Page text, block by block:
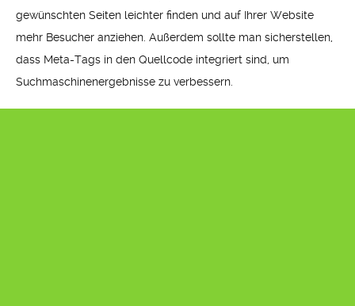
gewünschten Seiten leichter finden und auf Ihrer Website
mehr Besucher anziehen. Außerdem sollte man sicherstellen,
dass Meta-Tags in den Quellcode integriert sind, um
Suchmaschinenergebnisse zu verbessern.